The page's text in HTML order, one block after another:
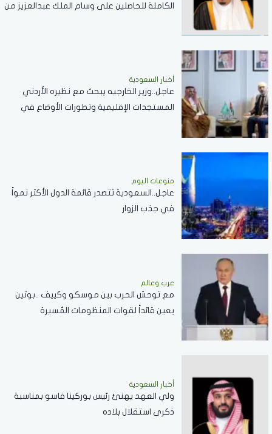
الكاملة للحاصلين على وسام الملك عبدالعزيز من
أخبار السعودية
عاجل..وزير الخارجيه يبحث مع نظيره الأردني
المستجدات الإقليمية وتطورات الأوضاع في
منوعات اليوم
عاجل..السعودية تتصدر قائمة الدول الأكثر نمواً
في جذب الزوار
عرب وعالم
مع توحش الحرب بين موسكو وكييف ..بوتين
يعين قائداً لقوات المنظومات المُسيرة
أخبار السعودية
ولي العهد يهنئ رئيس بوركينا فاسو بمناسبة
ذكرى استقلال بلاده